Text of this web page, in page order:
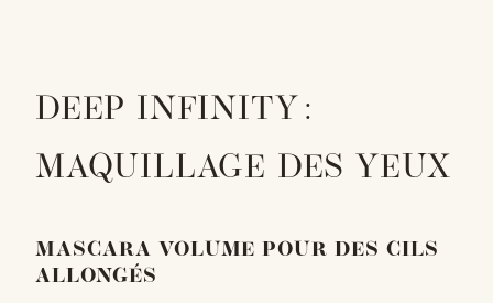
DEEP INFINITY :
MAQUILLAGE DES YEUX
MASCARA VOLUME POUR DES CILS
ALLONGÉS